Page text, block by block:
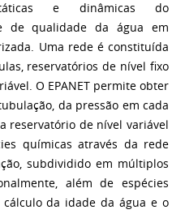
e dinâmicas do
de qualidade da água em
Uma rede é constituída
reservatórios de nível fixo
O EPANET permite obter
da pressão em cada
reservatório de nível variável
químicas através da rede
subdividido em múltiplos
além de espécies
da idade da água e o